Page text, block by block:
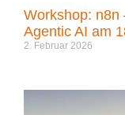
Workshop: n8n
Agentic AI am
2. Februar 2026